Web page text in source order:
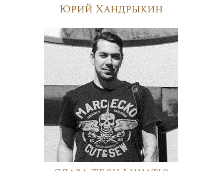
Юрий Хандрыкин